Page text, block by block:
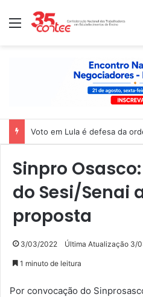
Menu
Voto em Lula é defesa da
Sinpro
do Sesi/Senai
proposta
3/03/2022 Última Atualização 3/
1 minuto de leitura
Por convocação do